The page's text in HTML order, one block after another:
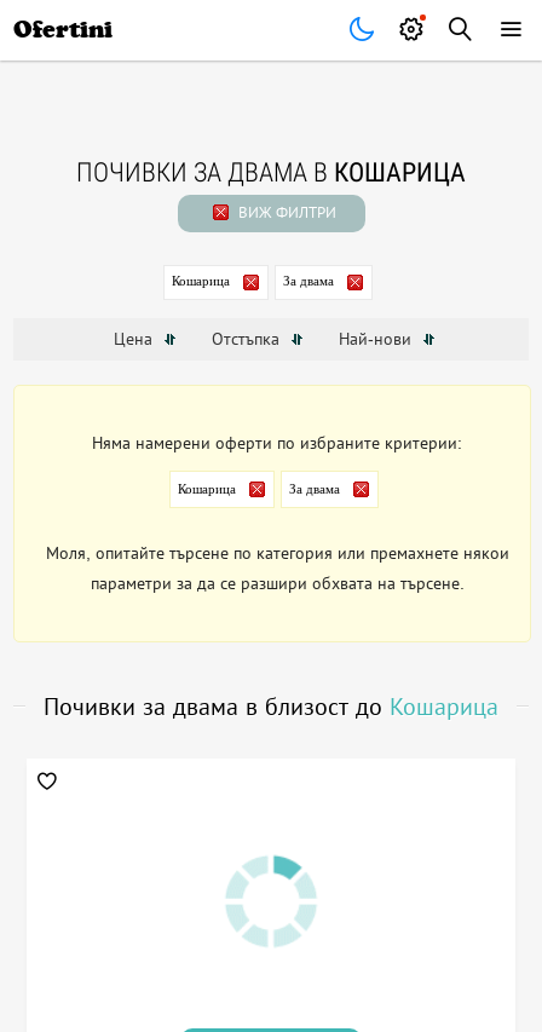
Ofertini
ПОЧИВКИ ЗА ДВАМА В КОШАРИЦА
ВИЖ ФИЛТРИ
Кошарица За двама
Цена Отстъпка Най-нови
Няма намерени оферти по избраните критерии:
Кошарица За двама
Моля, опитайте търсене по категория или премахнете някои
параметри за да се разшири обхвата на търсене.
Почивки за двама в близост до Кошарица